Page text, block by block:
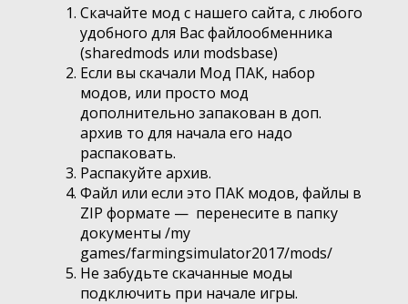
Скачайте мод с нашего сайта, с любого
удобного для Вас файлообменника
(sharedmods или modsbase)
Если вы скачали Мод ПАК, набор
модов, или просто мод
дополнительно запакован в доп.
архив то для начала его надо
распаковать.
Распакуйте архив.
Файл или если это ПАК модов, файлы в
ZIP формате — перенесите в папку
документы /my
games/farmingsimulator2017/mods/
Не забудьте скачанные моды
подключить при начале игры.